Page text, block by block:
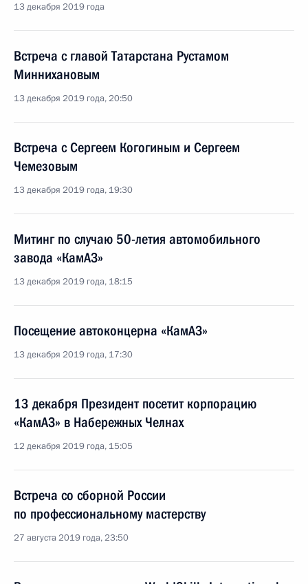
13 декабря 2019 года
Встреча с главой Татарстана Рустамом
Миннихановым
13 декабря 2019 года, 20:50
Встреча с Сергеем Когогиным и Сергеем
Чемезовым
13 декабря 2019 года, 19:30
Митинг по случаю 50-летия автомобильного
завода «КамАЗ»
13 декабря 2019 года, 18:15
Посещение автоконцерна «КамАЗ»
13 декабря 2019 года, 17:30
13 декабря Президент посетит корпорацию
«КамАЗ» в Набережных Челнах
12 декабря 2019 года, 15:05
Встреча со сборной России
по профессиональному мастерству
27 августа 2019 года, 23:50